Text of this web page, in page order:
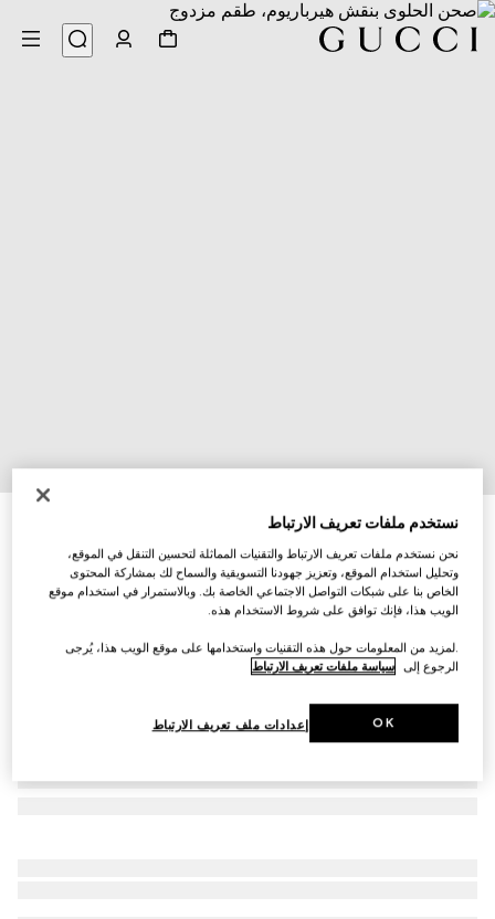
صحن الحلوى بنقش هيرباريوم، طقم مزدوج
AED 1,200
تنويعاتبورسلين باللونين الأزرق والأبيض
نستخدم ملفات تعريف الارتباط
نحن نستخدم ملفات تعريف الارتباط والتقنيات المماثلة لتحسين التنقل في الموقع،
وتحليل استخدام الموقع، وتعزيز جهودنا التسويقية والسماح لك بمشاركة المحتوى
الخاص بنا على شبكات التواصل الاجتماعي الخاصة بك. وبالاستمرار في استخدام موقع
الويب هذا، فإنك توافق على شروط الاستخدام هذه.
.لمزيد من المعلومات حول هذه التقنيات واستخدامها على موقع الويب هذا، يُرجى
الرجوع إلى سياسة ملفات تعريف الارتباط
إعدادات ملف تعريف الارتباط OK